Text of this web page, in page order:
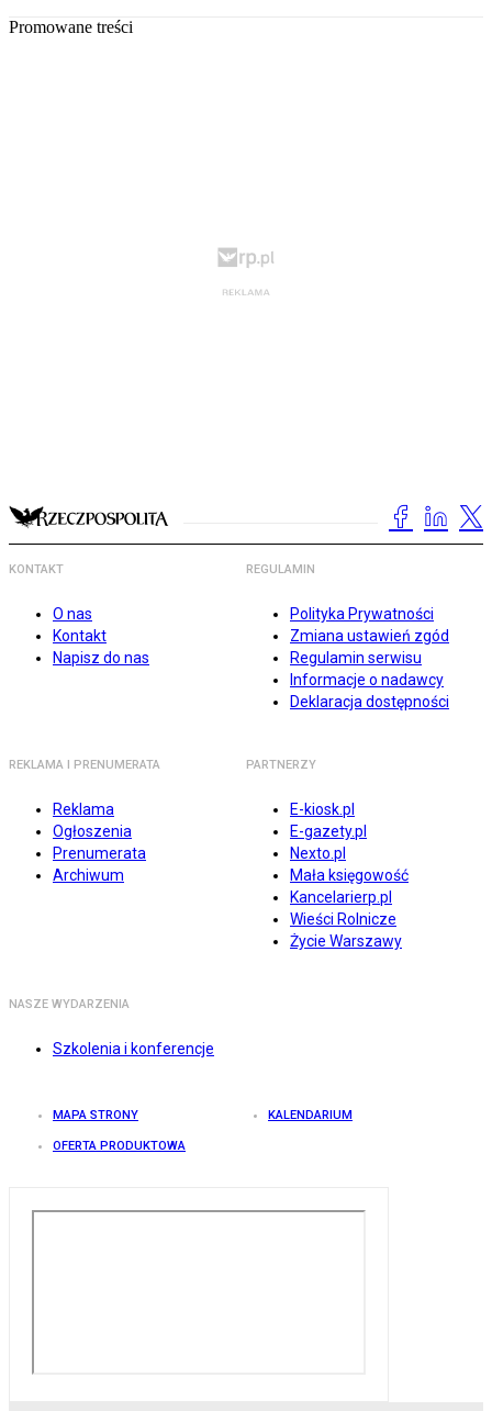
Promowane treści
KONTAKT
O nas
Kontakt
Napisz do nas
REGULAMIN
Polityka Prywatności
Zmiana ustawień zgód
Regulamin serwisu
Informacje o nadawcy
Deklaracja dostępności
REKLAMA I PRENUMERATA
Reklama
Ogłoszenia
Prenumerata
Archiwum
PARTNERZY
E-kiosk.pl
E-gazety.pl
Nexto.pl
Mała księgowość
Kancelarierp.pl
Wieści Rolnicze
Życie Warszawy
NASZE WYDARZENIA
Szkolenia i konferencje
MAPA STRONY KALENDARIUM
OFERTA PRODUKTOWA